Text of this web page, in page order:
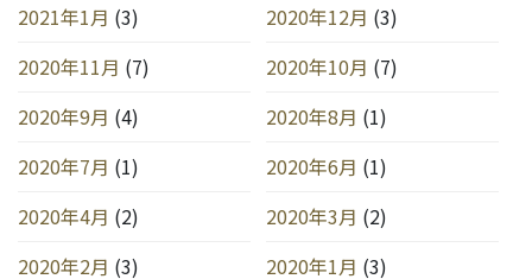
2021年1月 (3) 2020年12月 (3)
2020年11月 (7) 2020年10月 (7)
2020年9月 (4) 2020年8月 (1)
2020年7月 (1) 2020年6月 (1)
2020年4月 (2) 2020年3月 (2)
2020年2月 (3) 2020年1月 (3)